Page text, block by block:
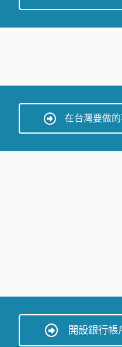
在台灣要做
開設銀行帳